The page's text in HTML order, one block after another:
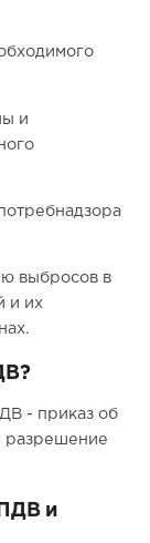
и
выбросов в
и их
- приказ об
разрешение
и